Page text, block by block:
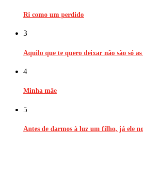
Ri como um perdido
3
Aquilo que te quero deixar não são só
4
Minha mãe
5
Antes de darmos à luz um filho, já ele